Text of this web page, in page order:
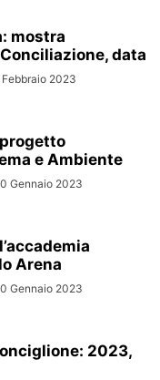
mostra
data
Febbraio 2023
e Ambiente
Gennaio 2023
Arena
Gennaio 2023
2023,